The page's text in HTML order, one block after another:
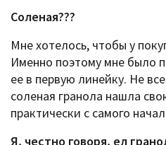
Соленая???
Мне хотелось, чтобы у
Именно поэтому мне было
ее в первую линейку. Не
соленая гранола нашла
практически с самого
Я, честно говоря, ел